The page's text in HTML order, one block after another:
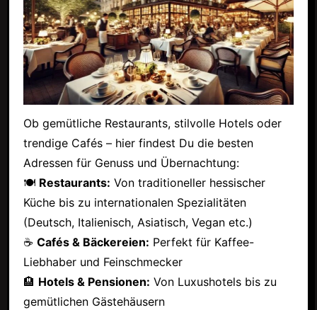
Ob gemütliche Restaurants, stilvolle Hotels oder
trendige Cafés – hier findest Du die besten
Adressen für Genuss und Übernachtung:
🍽 Restaurants: Von traditioneller hessischer
Küche bis zu internationalen Spezialitäten
(Deutsch, Italienisch, Asiatisch, Vegan etc.)
☕ Cafés & Bäckereien: Perfekt für Kaffee-
Liebhaber und Feinschmecker
🏨 Hotels & Pensionen: Von Luxushotels bis zu
gemütlichen Gästehäusern